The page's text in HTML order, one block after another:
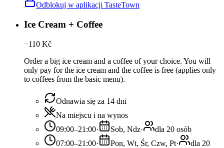
Odblokuj w aplikacji TasteTown
Ice Cream + Coffee
−110 Kč
Order a big ice cream and a coffee of your choice. You will
only pay for the ice cream and the coffee is free (applies only
to coffees from the basic menu).
Odnawia się za 14 dni
Na miejscu i na wynos
09:00–21:00· Sob, Ndz·
dla 20 osób
07:00–21:00· Pon, Wt, Śr, Czw, Pt·
dla 20